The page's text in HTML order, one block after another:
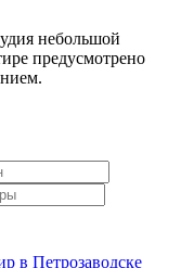
небольшой
предусмотрено